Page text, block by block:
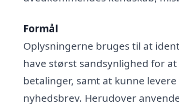
Formål
Oplysningerne bruges til at
have størst sandsynlighed for
betalinger, samt at kunne
nyhedsbrev. Herudover